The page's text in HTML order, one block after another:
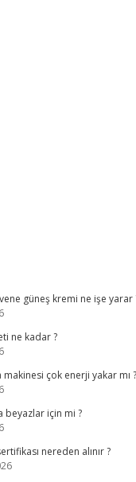
güneş kremi ne işe yarar
ne kadar ?
makinesi çok enerji yakar mı ?
beyazlar için mi ?
nereden alınır ?